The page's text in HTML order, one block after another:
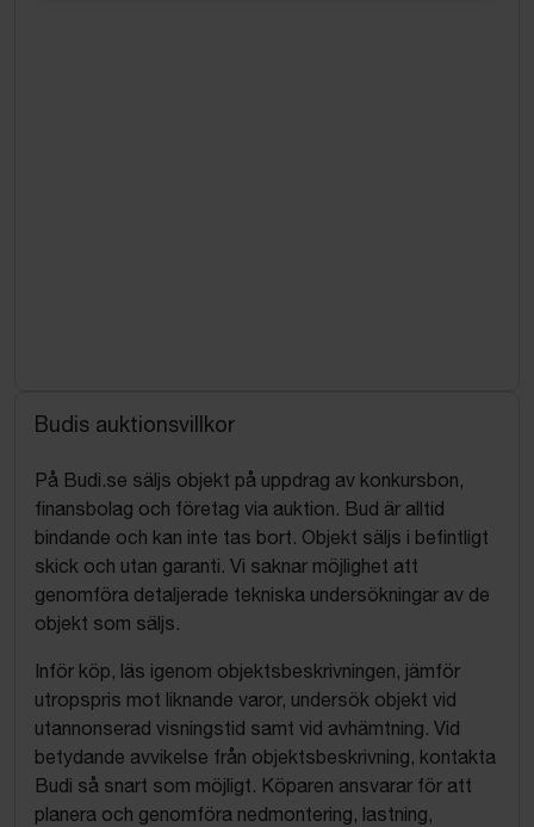
Budis auktionsvillkor
På Budi.se säljs objekt på uppdrag av konkursbon,
finansbolag och företag via auktion. Bud är alltid
bindande och kan inte tas bort. Objekt säljs i befintligt
skick och utan garanti. Vi saknar möjlighet att
genomföra detaljerade tekniska undersökningar av de
objekt som säljs.
Inför köp, läs igenom objektsbeskrivningen, jämför
utropspris mot liknande varor, undersök objekt vid
utannonserad visningstid samt vid avhämtning. Vid
betydande avvikelse från objektsbeskrivning, kontakta
Budi så snart som möjligt. Köparen ansvarar för att
planera och genomföra nedmontering, lastning,